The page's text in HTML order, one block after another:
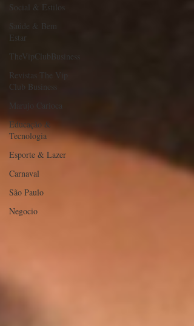
Social & Estilos
Saúde & Bem
Estar
TheVipClubBusiness
Revistas The Vip
Club Business
Marujo Carioca
Educação &
Tecnologia
Esporte & Lazer
Carnaval
São Paulo
Negocio